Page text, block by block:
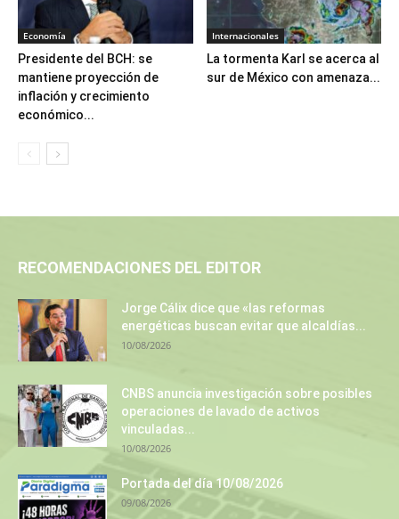
Economía
Presidente del BCH: se
mantiene proyección de
inflación y crecimiento
económico...
Internacionales
La tormenta Karl se acerca al
sur de México con amenaza...
RECOMENDACIONES DEL EDITOR
Jorge Cálix dice que «las reformas
energéticas buscan evitar que alcaldías...
10/08/2026
CNBS anuncia investigación sobre posibles
operaciones de lavado de activos
vinculadas...
10/08/2026
Portada del día 10/08/2026
09/08/2026